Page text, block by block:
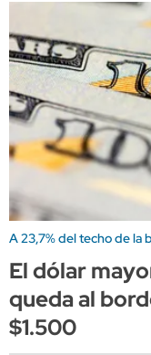
A 23,7% del techo de la
El dólar
queda al
$1.500